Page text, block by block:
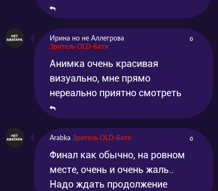
Ирина но не Аллегрова
Зритель OLD-Батя
0
Анимка очень красивая
визуально, мне прямо
нереально приятно смотреть
Arabka Зритель OLD-Батя 0
Финал как обычно, на ровном
месте, очень и очень жаль..
Надо ждать продолжение